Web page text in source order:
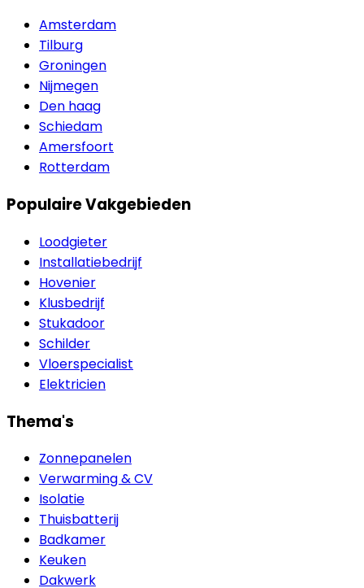
Amsterdam
Tilburg
Groningen
Nijmegen
Den haag
Schiedam
Amersfoort
Rotterdam
Populaire Vakgebieden
Loodgieter
Installatiebedrijf
Hovenier
Klusbedrijf
Stukadoor
Schilder
Vloerspecialist
Elektricien
Thema's
Zonnepanelen
Verwarming & CV
Isolatie
Thuisbatterij
Badkamer
Keuken
Dakwerk